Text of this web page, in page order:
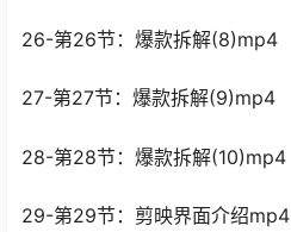
26-第26节：爆款拆解(8)mp4
27-第27节：爆款拆解(9)mp4
28-第28节：爆款拆解(10)mp4
29-第29节：剪映界面介绍mp4